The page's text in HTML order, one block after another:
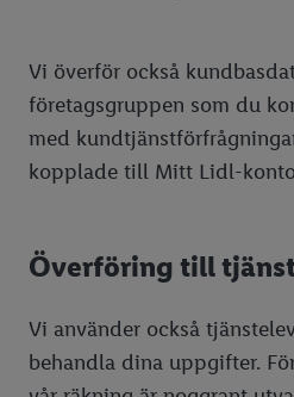
Vi överför också
företagsgruppen som du
med
kopplade till Mitt Lidl-
Överföring till
Vi använder också
behandla dina uppgifter.